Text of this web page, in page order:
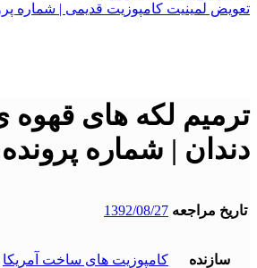
تعویض لمینیت کامپوزیت قدیمی | شماره پرونده
ترمیم لکه های قهوه
دندان | شماره پرونده :
تاریخ مراجعه 1392/08/27
سازنده کامپوزیت های ساخت آمریکا